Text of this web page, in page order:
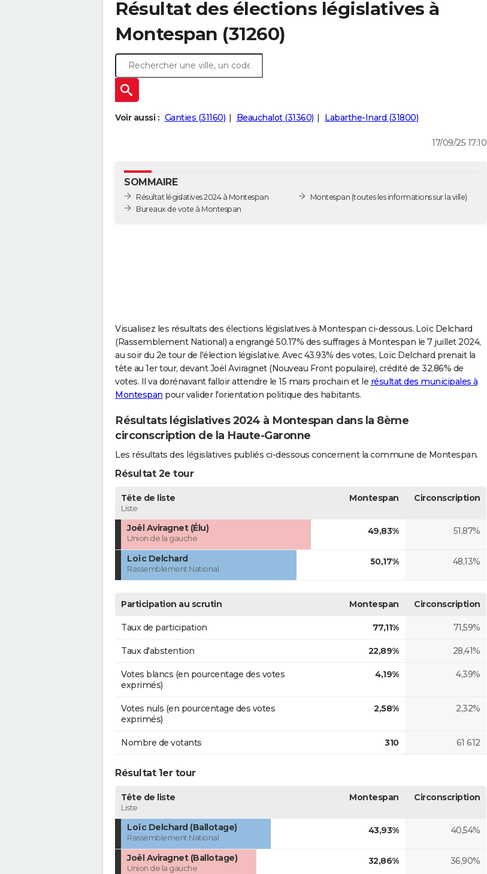
Résultat des élections législatives à
Montespan (31260)
Voir aussi : Ganties (31160) Beauchalot (31360) Labarthe-Inard (31800)
17/09/25 17:10
SOMMAIRE
Résultat législatives 2024 à Montespan
Bureaux de vote à Montespan
Montespan (toutes les informations sur la ville)
Visualisez les résultats des élections législatives à Montespan ci-dessous. Loïc Delchard
(Rassemblement National) a engrangé 50.17% des suffrages à Montespan le 7 juillet 2024,
au soir du 2e tour de l'élection législative. Avec 43.93% des votes, Loïc Delchard prenait la
tête au 1er tour, devant Joël Aviragnet (Nouveau Front populaire), crédité de 32.86% de
votes. Il va dorénavant falloir attendre le 15 mars prochain et le résultat des municipales à
Montespan pour valider l'orientation politique des habitants.
Résultats législatives 2024 à Montespan dans la 8ème
circonscription de la Haute-Garonne
Les résultats des législatives publiés ci-dessous concernent la commune de Montespan.
Résultat 2e tour
Tête de liste
Liste
Montespan Circonscription
Joël Aviragnet (Élu)
Union de la gauche
49,83% 51,87%
Loïc Delchard
Rassemblement National
50,17% 48,13%
Participation au scrutin Montespan Circonscription
Taux de participation 77,11% 71,59%
Taux d'abstention 22,89% 28,41%
Votes blancs (en pourcentage des votes
exprimés)
4,19% 4,39%
Votes nuls (en pourcentage des votes
exprimés)
2,58% 2,32%
Nombre de votants 310 61 612
Résultat 1er tour
Tête de liste
Liste
Montespan Circonscription
Loïc Delchard (Ballotage)
Rassemblement National
43,93% 40,54%
Joël Aviragnet (Ballotage)
Union de la gauche
32,86% 36,90%